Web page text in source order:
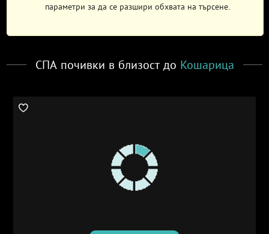
параметри за да се разшири обхвата на търсене.
СПА почивки в близост до Кошарица